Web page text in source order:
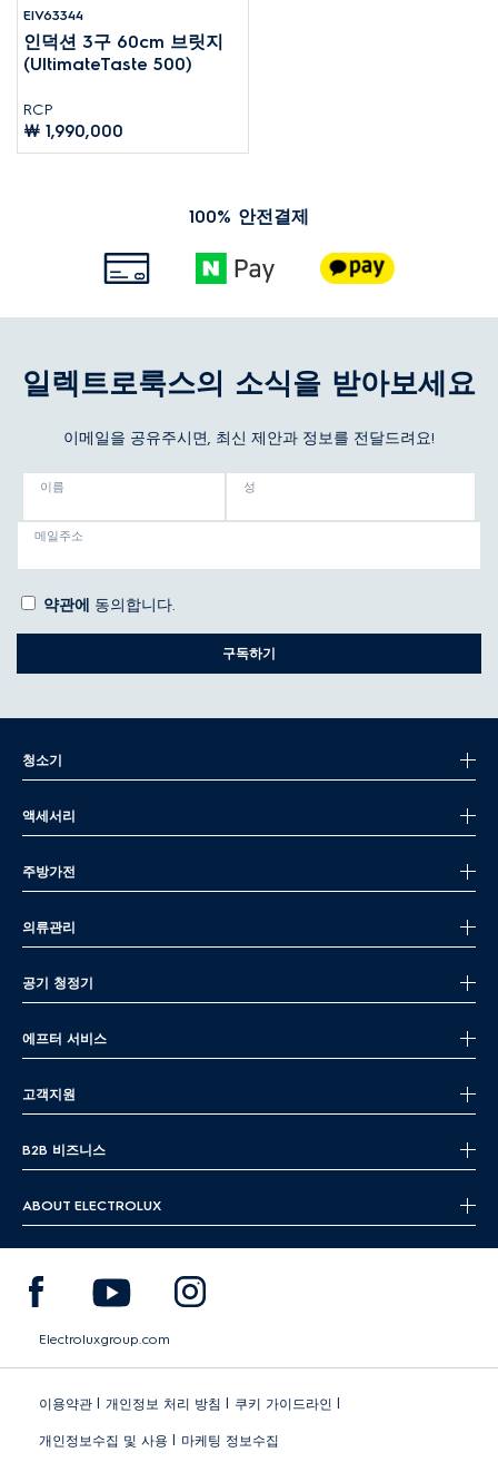
EIV63344
인덕션 3구 60cm 브릿지
(UltimateTaste 500)
RCP
￦ 1,990,000
100% 안전결제
일렉트로룩스의 소식을 받아보세요
이메일을 공유주시면, 최신 제안과 정보를 전달드려요!
이름 성
메일주소
약관에 동의합니다.
구독하기
청소기
액세서리
주방가전
의류관리
공기 청정기
에프터 서비스
고객지원
B2B 비즈니스
ABOUT ELECTROLUX
Electroluxgroup.com
이용약관 | 개인정보 처리 방침 | 쿠키 가이드라인 |
개인정보수집 및 사용 | 마케팅 정보수집